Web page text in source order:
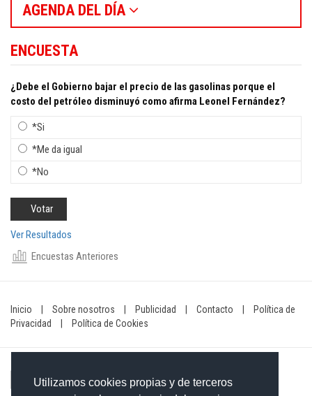
Utilizamos cookies propias y de terceros
AGENDA DEL DÍA
ENCUESTA
¿Debe el Gobierno bajar el precio de las gasolinas porque el
costo del petróleo disminuyó como afirma Leonel Fernández?
*Si
*Me da igual
*No
Ver Resultados
Encuestas Anteriores
Inicio Sobre nosotros Publicidad Contacto
Política de
Privacidad
Política de Cookies